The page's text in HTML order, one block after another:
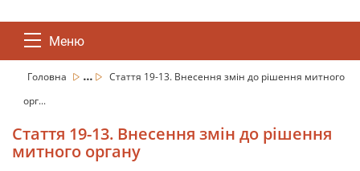
Меню
Головна ...
Стаття 19-13. Внесення змін до рішення митного
орг...
Стаття 19-13. Внесення змін до рішення
митного органу